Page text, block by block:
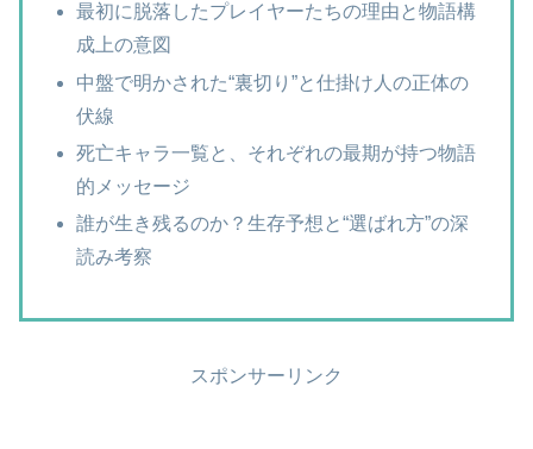
最初に脱落したプレイヤーたちの理由と物語構
成上の意図
中盤で明かされた“裏切り”と仕掛け人の正体の
伏線
死亡キャラ一覧と、それぞれの最期が持つ物語
的メッセージ
誰が生き残るのか？生存予想と“選ばれ方”の深
読み考察
スポンサーリンク